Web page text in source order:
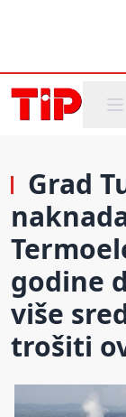
Grad
godine
više
trošiti